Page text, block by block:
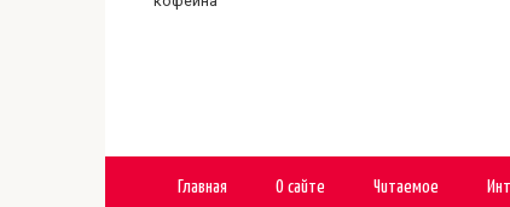
Главная О сайте Читаемое